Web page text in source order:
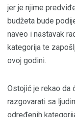
jer je njime
budžeta bude
naveo i nastavak
kategorija te
ovoj godini.
Ostojić je rekao da
razgovarati sa
određenih